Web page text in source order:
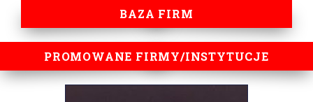
BAZA FIRM
PROMOWANE FIRMY/INSTYTUCJE